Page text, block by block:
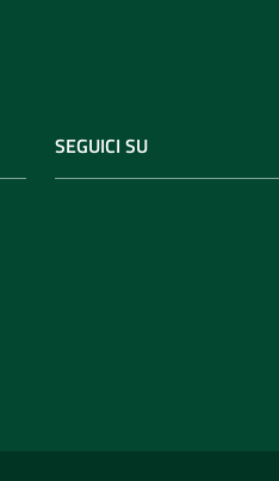
SEGUICI SU